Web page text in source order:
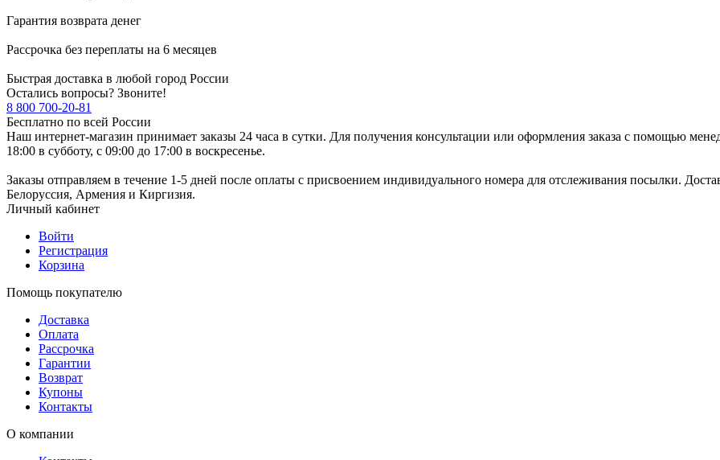
Гарантия возврата денег
Рассрочка без переплаты на 6 месяцев
Быстрая доставка в любой город России
Остались вопросы? Звоните!
8 800 700-20-81
Бесплатно по всей России
Наш интернет-магазин принимает заказы 24 часа в сутки. Для получения консультации или оформления заказа с помощью
18:00 в субботу, с 09:00 до 17:00 в воскресенье.
Заказы отправляем в течение 1-5 дней после оплаты с присвоением индивидуального номера для отслеживания посылки.
Белоруссия, Армения и Киргизия.
Личный кабинет
Войти
Регистрация
Корзина
Помощь покупателю
Доставка
Оплата
Рассрочка
Гарантии
Возврат
Купоны
Контакты
О компании